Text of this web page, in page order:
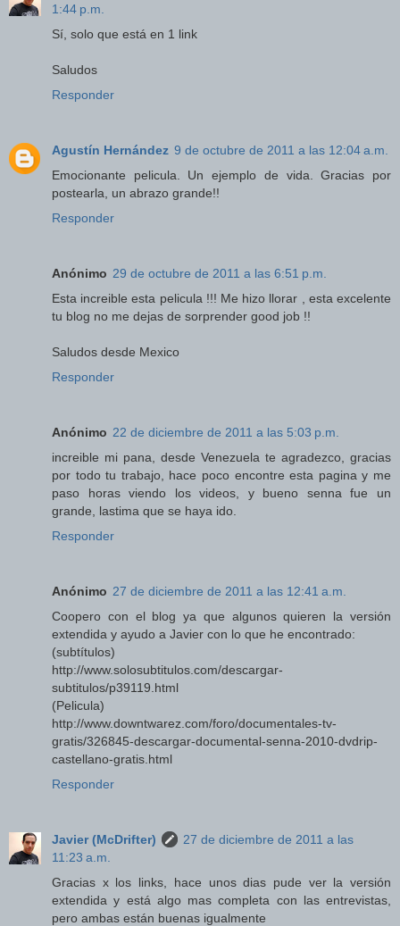
1:44 p.m.
Sí, solo que está en 1 link
Saludos
Responder
Agustín Hernández 9 de octubre de 2011 a las 12:04 a.m.
Emocionante pelicula. Un ejemplo de vida. Gracias por
postearla, un abrazo grande!!
Responder
Anónimo 29 de octubre de 2011 a las 6:51 p.m.
Esta increible esta pelicula !!! Me hizo llorar , esta excelente
tu blog no me dejas de sorprender good job !!
Saludos desde Mexico
Responder
Anónimo 22 de diciembre de 2011 a las 5:03 p.m.
increible mi pana, desde Venezuela te agradezco, gracias
por todo tu trabajo, hace poco encontre esta pagina y me
paso horas viendo los videos, y bueno senna fue un
grande, lastima que se haya ido.
Responder
Anónimo 27 de diciembre de 2011 a las 12:41 a.m.
Coopero con el blog ya que algunos quieren la versión
extendida y ayudo a Javier con lo que he encontrado:
(subtítulos)
http://www.solosubtitulos.com/descargar-
subtitulos/p39119.html
(Pelicula)
http://www.downtwarez.com/foro/documentales-tv-
gratis/326845-descargar-documental-senna-2010-dvdrip-
castellano-gratis.html
Responder
Javier (McDrifter)
27 de diciembre de 2011 a las
11:23 a.m.
Gracias x los links, hace unos dias pude ver la versión
extendida y está algo mas completa con las entrevistas,
pero ambas están buenas igualmente